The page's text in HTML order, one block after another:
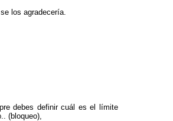
los agradecería.
debes definir cuál es el límite
(bloqueo),